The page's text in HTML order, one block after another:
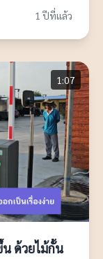
1 ปีที่แล้ว
1:07
ด้วยไม้กั้น